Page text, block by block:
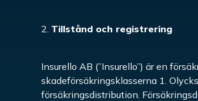
Tillstånd och registrering
Insurello AB (”Insurello”) är en
skadeförsäkringsklasserna 1.
försäkringsdistribution.